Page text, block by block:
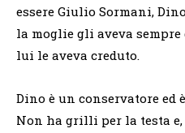
essere Giulio Sormani,
la moglie gli aveva
lui le aveva creduto.
Dino è un conservatore ed
Non ha grilli per la testa